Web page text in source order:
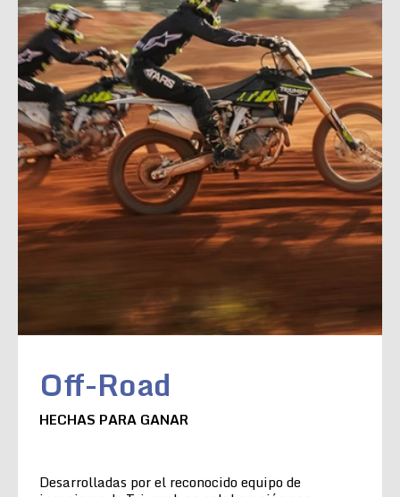
Off-Road
HECHAS PARA GANAR
Desarrolladas por el reconocido equipo de